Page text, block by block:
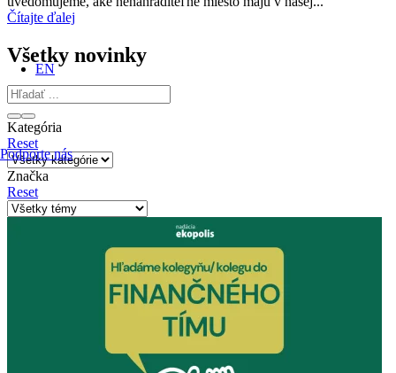
EN
Podporte nás
Čítajte ďalej
Všetky novinky
Kategória
Reset
Značka
Reset